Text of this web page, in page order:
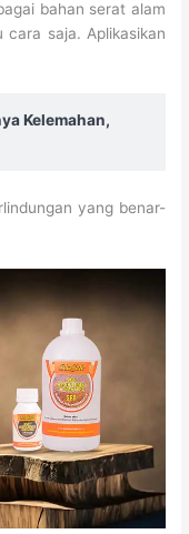
bahan serat alam
saja. Aplikasikan
Kelemahan,
yang benar-